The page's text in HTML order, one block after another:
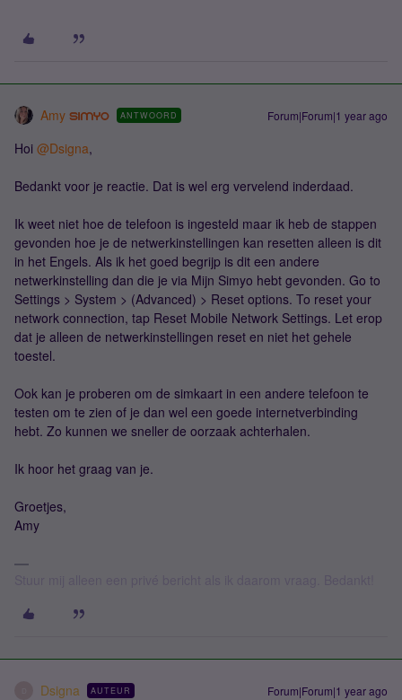
Amy ANTWOORD Forum|Forum|1 year ago
Hoi ​ @Dsigna,
Bedankt voor je reactie. Dat is wel erg vervelend inderdaad.
Ik weet niet hoe de telefoon is ingesteld maar ik heb de stappen
gevonden hoe je de netwerkinstellingen kan resetten alleen is dit
in het Engels. Als ik het goed begrijp is dit een andere
netwerkinstelling dan die je via Mijn Simyo hebt gevonden. Go to
Settings > System > (Advanced) > Reset options. To reset your
network connection, tap Reset Mobile Network Settings. Let erop
dat je alleen de netwerkinstellingen reset en niet het gehele
toestel.
Ook kan je proberen om de simkaart in een andere telefoon te
testen om te zien of je dan wel een goede internetverbinding
hebt. Zo kunnen we sneller de oorzaak achterhalen.
Ik hoor het graag van je.
Groetjes,
Amy
Dsigna AUTEUR Forum|Forum|1 year ago